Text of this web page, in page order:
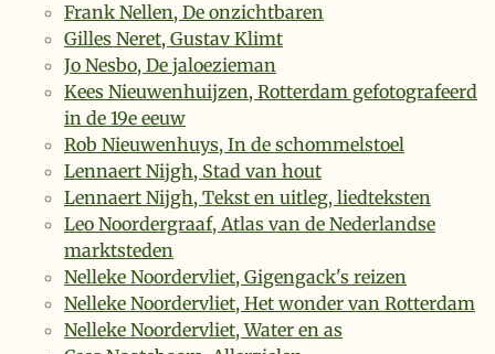
Frank Nellen, De onzichtbaren
Gilles Neret, Gustav Klimt
Jo Nesbo, De jaloezieman
Kees Nieuwenhuijzen, Rotterdam gefotografeerd
in de 19e eeuw
Rob Nieuwenhuys, In de schommelstoel
Lennaert Nijgh, Stad van hout
Lennaert Nijgh, Tekst en uitleg, liedteksten
Leo Noordergraaf, Atlas van de Nederlandse
marktsteden
Nelleke Noordervliet, Gigengack's reizen
Nelleke Noordervliet, Het wonder van Rotterdam
Nelleke Noordervliet, Water en as